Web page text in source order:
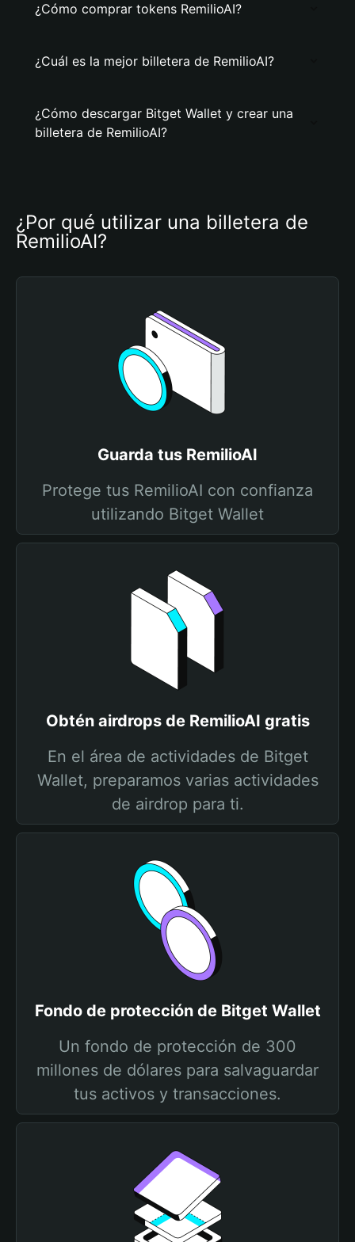
¿Cómo comprar tokens RemilioAI?
¿Cuál es la mejor billetera de RemilioAI?
¿Cómo descargar Bitget Wallet y crear una
billetera de RemilioAI?
¿Por qué utilizar una billetera de
RemilioAI?
Guarda tus RemilioAI
Protege tus RemilioAI con confianza
utilizando Bitget Wallet
Obtén airdrops de RemilioAI gratis
En el área de actividades de Bitget
Wallet, preparamos varias actividades
de airdrop para ti.
Fondo de protección de Bitget Wallet
Un fondo de protección de 300
millones de dólares para salvaguardar
tus activos y transacciones.